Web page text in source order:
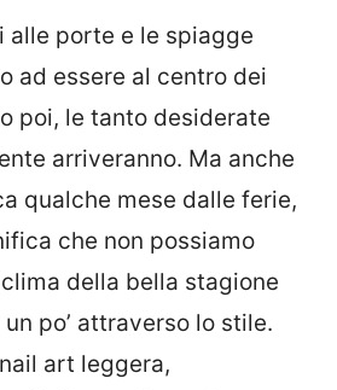
alle porte e le spiagge
ad essere al centro dei
poi, le tanto desiderate
arriveranno. Ma anche
qualche mese dalle ferie,
che non possiamo
della bella stagione
po’ attraverso lo stile.
art leggera,